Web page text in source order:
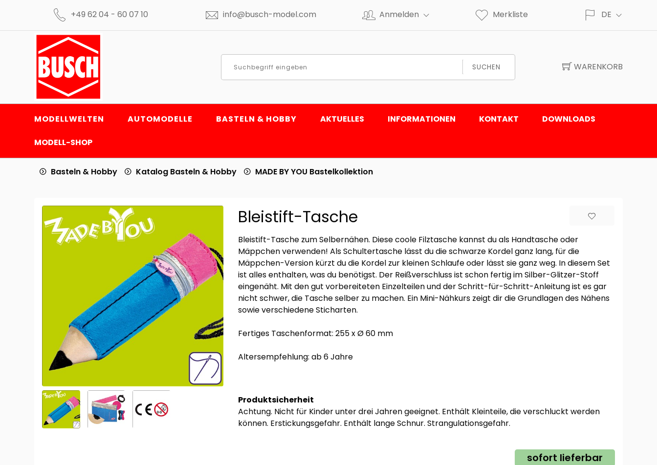
+49 62 04 - 60 07 10 info@busch-model.com Anmelden Merkliste DE
SUCHEN WARENKORB
MODELLWELTEN AUTOMODELLE BASTELN & HOBBY AKTUELLES INFORMATIONEN KONTAKT DOWNLOADS
MODELL-SHOP
Basteln & Hobby Katalog Basteln & Hobby MADE BY YOU Bastelkollektion
Bleistift-Tasche
Bleistift-Tasche zum Selbernähen. Diese coole Filztasche kannst du als Handtasche oder
Mäppchen verwenden! Als Schultertasche lässt du die schwarze Kordel ganz lang, für die
Mäppchen-Version kürzt du die Kordel zur kleinen Schlaufe oder lässt sie ganz weg. In diesem Set
ist alles enthalten, was du benötigst. Der Reißverschluss ist schon fertig im Silber-Glitzer-Stoff
eingenäht. Mit den gut vorbereiteten Einzelteilen und der Schritt-für-Schritt-Anleitung ist es gar
nicht schwer, die Tasche selber zu machen. Ein Mini-Nähkurs zeigt dir die Grundlagen des Nähens
sowie verschiedene Sticharten.
Fertiges Taschenformat: 255 x Ø 60 mm
Altersempfehlung: ab 6 Jahre
Produktsicherheit
Achtung. Nicht für Kinder unter drei Jahren geeignet. Enthält Kleinteile, die verschluckt werden
können. Erstickungsgefahr. Enthält lange Schnur. Strangulationsgefahr.
sofort lieferbar